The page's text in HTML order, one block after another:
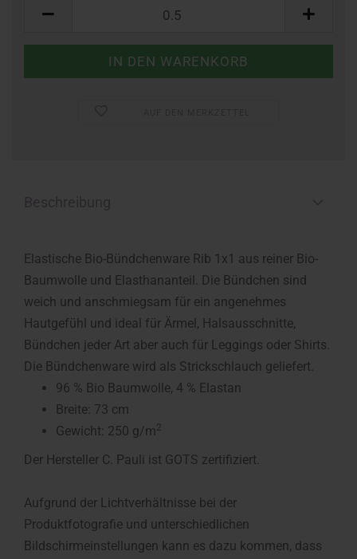
Elastische Bio-Bündchenware Rib 1x1 aus reiner Bio-
Baumwolle und Elasthananteil. Die Bündchen sind
weich und anschmiegsam für ein angenehmes
Hautgefühl und ideal für Ärmel, Halsausschnitte,
Bündchen jeder Art aber auch für Leggings oder Shirts.
Die Bündchenware wird als Strickschlauch geliefert.
96 % Bio Baumwolle, 4 % Elastan
Breite: 73 cm
Gewicht: 250 g/m2
Der Hersteller C. Pauli ist GOTS zertifiziert.
Aufgrund der Lichtverhältnisse bei der
Produktfotografie und unterschiedlichen
Bildschirmeinstellungen kann es dazu kommen, dass